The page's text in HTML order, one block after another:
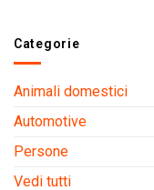
Categorie
Animali domestici
Automotive
Persone
Vedi tutti